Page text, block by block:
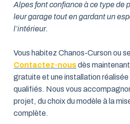
Alpes font confiance à ce type de
leur garage tout en gardant un
l’intérieur.
Vous habitez Chanos-Curson ou
Contactez-nousdès
gratuite et une installation
qualifiés. Nous vous
projet, du choix du modèle à la
complète.